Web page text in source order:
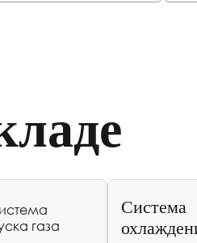
Система